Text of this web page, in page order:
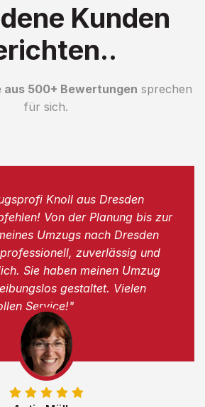
Kunden
aus 500+ Bewertungen sprechen
für sich.
Knoll aus Dresden
Von der Planung bis zur
Umzugs nach Dresden
zuverlässig und
Sie haben meinen Umzug
gestaltet. Vielen
Service!"